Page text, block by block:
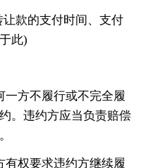
让款的支付时间、支付
此)
一方不履行或不完全履
。违约方应当负责赔偿
有权要求违约方继续履